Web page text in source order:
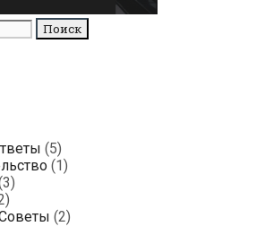
(5)
(1)
(2)